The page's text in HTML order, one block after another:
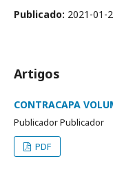
Publicado: 2021-01-
Artigos
CONTRACAPA
Publicador Publicador
PDF